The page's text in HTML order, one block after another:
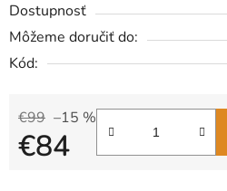
Dostupnosť
Môžeme doručiť do:
Kód:
€99 –15 %
€84